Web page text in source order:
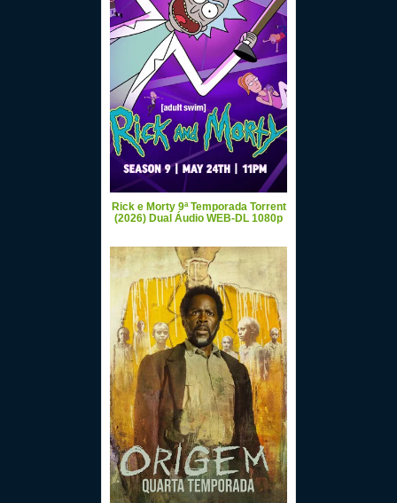
Rick e Morty 9ª Temporada Torrent
(2026) Dual Áudio WEB-DL 1080p